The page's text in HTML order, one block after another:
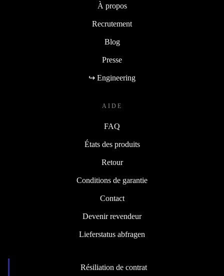
À propos
Recrutement
Blog
Presse
↪ Engineering
AIDE
FAQ
États des produits
Retour
Conditions de garantie
Contact
Devenir revendeur
Lieferstatus abfragen
Résiliation de contrat